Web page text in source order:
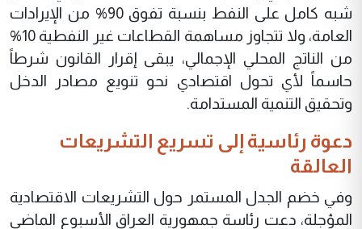
شبه كامل على النفط بنسبة تفوق 90% من الإيرادات
العامة، ولا تتجاوز مساهمة القطاعات غير النفطية 10%
من الناتج المحلي الإجمالي، يبقى إقرار القانون شرطاً
حاسماً لأي تحول اقتصادي نحو تنويع مصادر الدخل
وتحقيق التنمية المستدامة.
دعوة رئاسية إلى تسريع التشريعات
العالقة
وفي خضم الجدل المستمر حول التشريعات الاقتصادية
المؤجلة، دعت رئاسة جمهورية العراق الأسبوع الماضي